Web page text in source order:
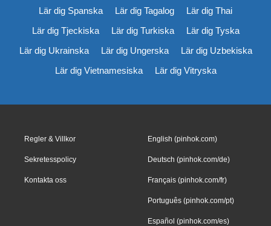
Lär dig Spanska
Lär dig Tagalog
Lär dig Thai
Lär dig Tjeckiska
Lär dig Turkiska
Lär dig Tyska
Lär dig Ukrainska
Lär dig Ungerska
Lär dig Uzbekiska
Lär dig Vietnamesiska
Lär dig Vitryska
Regler & Villkor
Sekretesspolicy
Kontakta oss
English (pinhok.com)
Deutsch (pinhok.com/de)
Français (pinhok.com/fr)
Português (pinhok.com/pt)
Español (pinhok.com/es)